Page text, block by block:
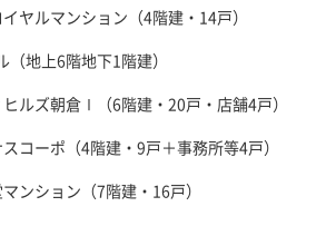
ヤルマンション（4階建・14戸）
地上6階地下1階建）
ルズ朝倉Ⅰ（6階建・20戸・店舗4戸）
コーポ（4階建・9戸＋事務所等4戸）
ンション（7階建・16戸）